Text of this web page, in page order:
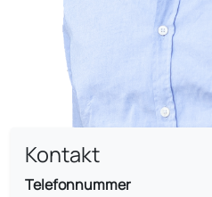
Kontakt
Telefonnummer